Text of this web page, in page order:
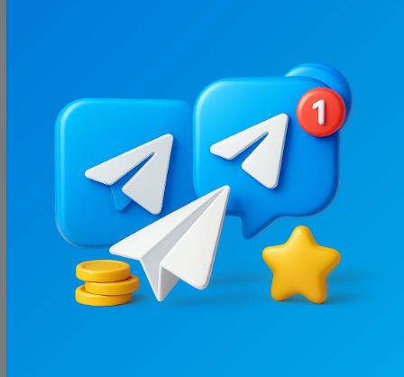
З цим каналом часто купують
/
624
ІРШАВСЬКІ
Пізнавальні, Новини/ЗМІ
Ціна реклами